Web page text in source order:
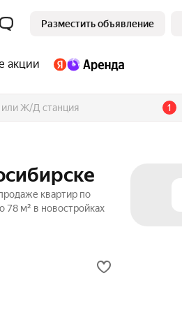
Разместить объявление
акции
1
квартир по
м² в новостройках